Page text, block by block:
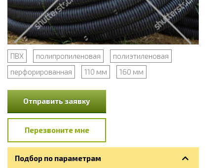
ПВХ полипропиленовая
полиэтиленовая
перфорированная
110 мм 160 мм
Отправить заявку
Перезвоните мне
Подбор по параметрам